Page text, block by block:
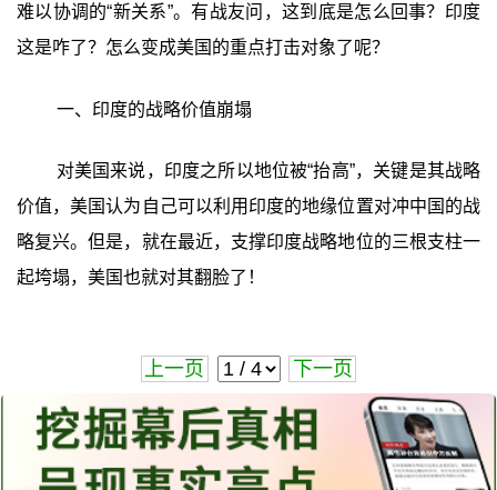
难以协调的“新关系”。有战友问，这到底是怎么回事？印度
这是咋了？怎么变成美国的重点打击对象了呢？
一、印度的战略价值崩塌
对美国来说，印度之所以地位被“抬高”，关键是其战略
价值，美国认为自己可以利用印度的地缘位置对冲中国的战
略复兴。但是，就在最近，支撑印度战略地位的三根支柱一
起垮塌，美国也就对其翻脸了！
上一页 下一页